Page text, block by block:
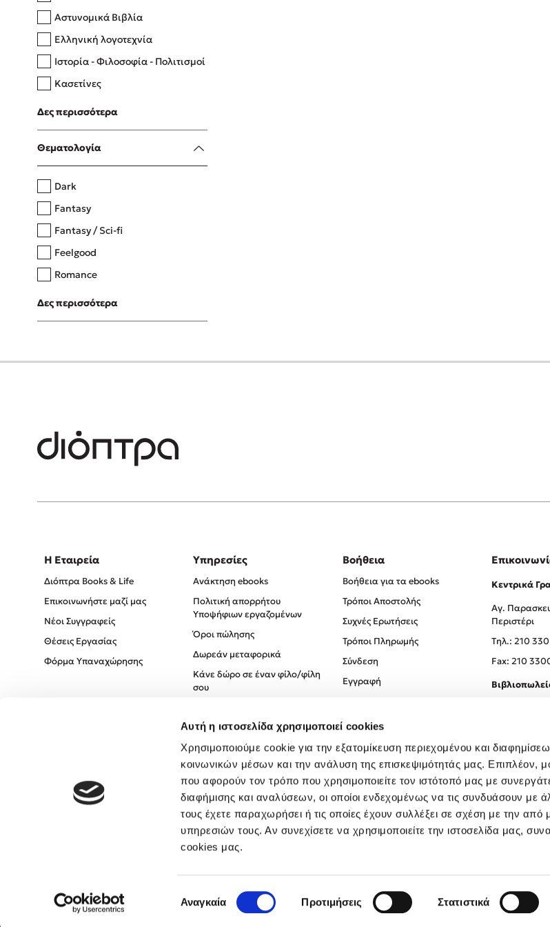
Αυτή η ιστοσελίδα χρησιμοποιεί cookies
Χρησιμοποιούμε cookie για την εξατομίκευση περιεχομένου και
κοινωνικών μέσων και την ανάλυση της επισκεψιμότητάς μας. Επιπλέον,
που αφορούν τον τρόπο που χρησιμοποιείτε τον ιστότοπό μας με
διαφήμισης και αναλύσεων, οι οποίοι ενδεχομένως να τις συνδυάσουν με
τους έχετε παραχωρήσει ή τις οποίες έχουν συλλέξει σε σχέση με την
υπηρεσιών τους. Αν συνεχίσετε να χρησιμοποιείτε την ιστοσελίδα μας,
cookies μας.
συγκατάθεσης
Αναγκαία Προτιμήσεις Στατιστικά
Δανάη Δεληγεώργη
Πάνω, κάτω, μπροστά, πίσω
Η μέθοδος Αφήστε τους
Αστυνομικά Βιβλία
Ελληνική λογοτεχνία
Ιστορία - Φιλοσοφία - Πολιτισμοί
Κασετίνες
Λευκώματα - Έγχρωμοι οδηγοί
Μαγειρική
Δες περισσότερα
Θεματολογία
Dark
Fantasy
Fantasy / Sci-fi
Feelgood
Romance
Upmarket
Young Adult
Δες περισσότερα
Η Εταιρεία
Διόπτρα Books & Life
Επικοινωνήστε μαζί μας
Νέοι Συγγραφείς
Θέσεις Εργασίας
Φόρμα Υπαναχώρησης
Υπηρεσίες
Ανάκτηση ebooks
Πολιτική απορρήτου
Υποψήφιων εργαζομένων
Όροι πώλησης
Δωρεάν μεταφορικά
Κάνε δώρο σε έναν φίλο/φίλη
σου
Πολιτική Απορρήτου
Όροι χρήσης
Βοήθεια
Βοήθεια για τα ebooks
Τρόποι Αποστολής
Συχνές Ερωτήσεις
Τρόποι Πληρωμής
Σύνδεση
Εγγραφή
Κεντρικά
Αγ.
Περιστέρι
Tηλ.: 210
Fax: 210
Created by